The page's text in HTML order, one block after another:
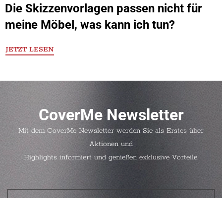
Die Skizzenvorlagen passen nicht für
meine Möbel, was kann ich tun?
JETZT LESEN
CoverMe Newsletter
Mit dem CoverMe Newsletter werden Sie als Erstes über
Aktionen und
Highlights informiert und genießen exklusive Vorteile.